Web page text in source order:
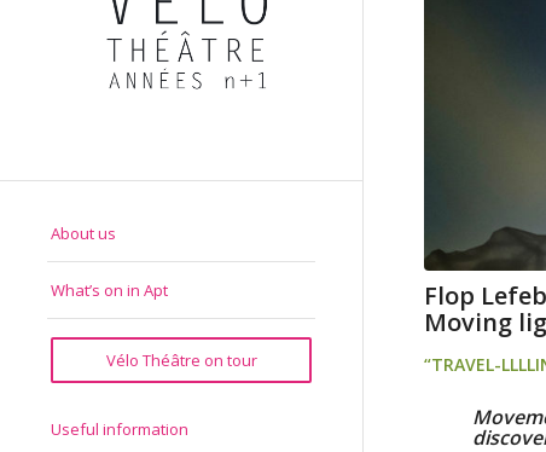
About us
What’s on in Apt
Vélo Théâtre on tour
Useful information
Flop
Moving
“TRAVEL-